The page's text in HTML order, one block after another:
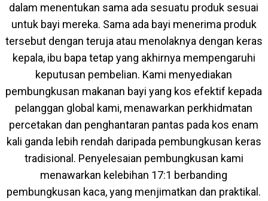
dalam menentukan sama ada sesuatu produk sesuai
untuk bayi mereka. Sama ada bayi menerima produk
tersebut dengan teruja atau menolaknya dengan keras
kepala, ibu bapa tetap yang akhirnya mempengaruhi
keputusan pembelian. Kami menyediakan
pembungkusan makanan bayi yang kos efektif kepada
pelanggan global kami, menawarkan perkhidmatan
percetakan dan penghantaran pantas pada kos enam
kali ganda lebih rendah daripada pembungkusan keras
tradisional. Penyelesaian pembungkusan kami
menawarkan kelebihan 17:1 berbanding
pembungkusan kaca, yang menjimatkan dan praktikal.